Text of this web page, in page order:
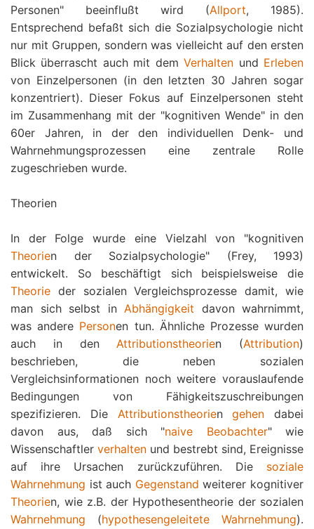
Personen" beeinflußt wird (Allport, 1985).
Entsprechend befaßt sich die Sozialpsychologie nicht
nur mit Gruppen, sondern was vielleicht auf den ersten
Blick überrascht auch mit demVerhalten und Erleben
von Einzelpersonen (in den letzten 30 Jahren sogar
konzentriert). Dieser Fokus auf Einzelpersonen steht
im Zusammenhang mit der "kognitiven Wende" in den
60er Jahren, in der den individuellen Denk- und
Wahrnehmungsprozessen eine zentrale Rolle
zugeschrieben wurde.
Theorien
In der Folge wurde eine Vielzahl von "kognitiven
Theorien der Sozialpsychologie" (Frey, 1993)
entwickelt. So beschäftigt sich beispielsweise die
Theorie der sozialen Vergleichsprozesse damit, wie
man sich selbst in Abhängigkeit davon wahrnimmt,
was andere Personen tun. Ähnliche Prozesse wurden
auch in denAttributionstheorien (Attribution)
beschrieben, die neben sozialen
Vergleichsinformationen noch weitere vorauslaufende
Bedingungen von Fähigkeitszuschreibungen
spezifizieren. Die Attributionstheoriengehen dabei
davon aus, daß sich "naive Beobachter" wie
Wissenschaftler verhalten und bestrebt sind, Ereignisse
auf ihre Ursachen zurückzuführen. Die soziale
Wahrnehmung ist auch Gegenstand weiterer kognitiver
Theorien, wie z.B. der Hypothesentheorie der sozialen
Wahrnehmung (hypothesengeleitete Wahrnehmung).